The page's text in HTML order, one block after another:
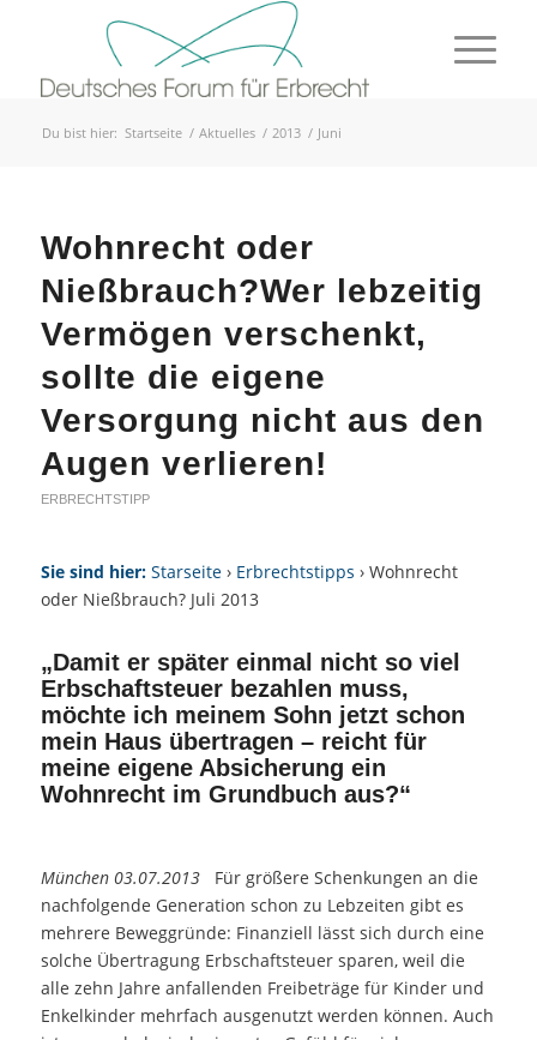
Du bist hier: Startseite / Aktuelles / 2013 / Juni
Wohnrecht oder
Nießbrauch?Wer lebzeitig
Vermögen verschenkt,
sollte die eigene
Versorgung nicht aus den
Augen verlieren!
ERBRECHTSTIPP
Sie sind hier: Starseite› Erbrechtstipps › Wohnrecht
oder Nießbrauch? Juli 2013
„Damit er später einmal nicht so viel
Erbschaftsteuer bezahlen muss,
möchte ich meinem Sohn jetzt schon
mein Haus übertragen – reicht für
meine eigene Absicherung ein
Wohnrecht im Grundbuch aus?“
München 03.07.2013Für größere Schenkungen an die
nachfolgende Generation schon zu Lebzeiten gibt es
mehrere Beweggründe: Finanziell lässt sich durch eine
solche Übertragung Erbschaftsteuer sparen, weil die
alle zehn Jahre anfallenden Freibeträge für Kinder und
Enkelkinder mehrfach ausgenutzt werden können. Auch